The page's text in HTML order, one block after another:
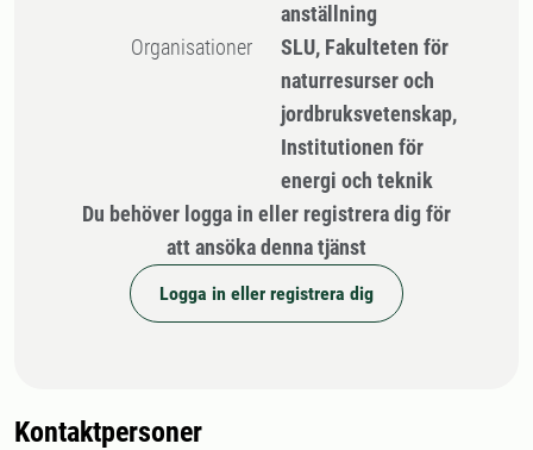
anställning
Organisationer
SLU, Fakulteten för
naturresurser och
jordbruksvetenskap,
Institutionen för
energi och teknik
Du behöver logga in eller registrera dig för
att ansöka denna tjänst
Logga in eller registrera dig
Kontaktpersoner